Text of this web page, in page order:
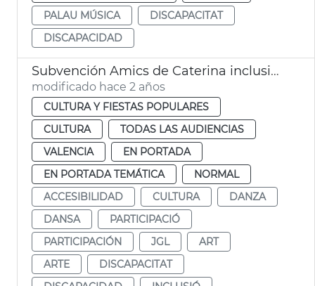
PALAU MÚSICA
DISCAPACITAT
DISCAPACIDAD
Subvención Amics de Caterina inclusión
modificado hace 2 años
CULTURA Y FIESTAS POPULARES
CULTURA
TODAS LAS AUDIENCIAS
VALENCIA
EN PORTADA
EN PORTADA TEMÁTICA
NORMAL
ACCESIBILIDAD
CULTURA
DANZA
DANSA
PARTICIPACIÓ
PARTICIPACIÓN
JGL
ART
ARTE
DISCAPACITAT